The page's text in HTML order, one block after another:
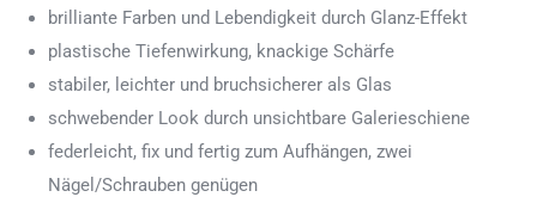
brilliante Farben und Lebendigkeit durch Glanz-Effekt
plastische Tiefenwirkung, knackige Schärfe
stabiler, leichter und bruchsicherer als Glas
schwebender Look durch unsichtbare Galerieschiene
federleicht, fix und fertig zum Aufhängen, zwei
Nägel/Schrauben genügen